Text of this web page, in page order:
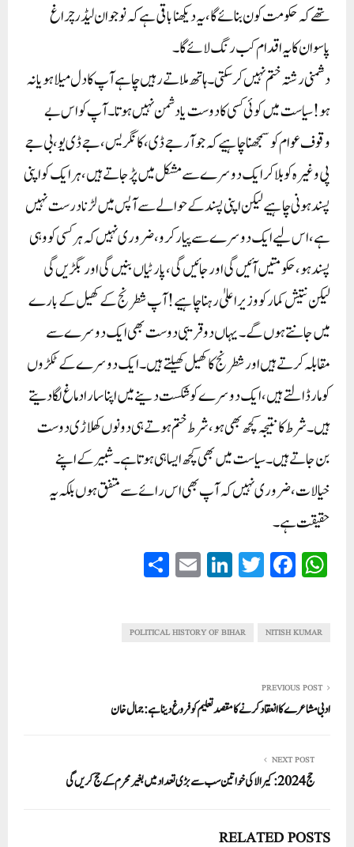
تھے کہ حکومت کون بنائے گا ، یہ دیکھنا باقی ہے کہ نوجوان لیڈر چراغ
پاسوان کا یہ اقدام کب رنگ لائے گا۔
دشمنی رشتہ ختم نہیں کر سکتی۔ہاتھ ملاتے رہیں چاہے آپ کا دل میلا ہو یا نہ
ہو! سیاست میں کوئی کسی کا دوست یا دشمن نہیں ہوتا۔آپ کو اس بے
وقوف عوام کو سمجھنا چاہیے کہ جو آر جے ڈی ، کانگریس ، جے ڈی یو ، بی جے
پی وغیرہ کو بلا کر ایک دوسرے سے مشکل میں پڑ جاتے ہیں ، ہر ایک کو اپنی
پسند ہونی چاہیے لیکن اپنی پسند کے حوالے سے آپس میں لڑنا درست نہیں
ہے ، اس لیے ایک دوسرے سے پیار کرو ، ضروری نہیں کہ ہر کسی کو وہی
پسند ہو ، حکومتیں آئیں گی اور جائیں گی ، پارٹیاں بنیں گی اور بگڑیں گی
لیکن نتیش کمار کو وزیر اعلیٰ رہنا چاہیے!آپ شطرنج کے کھیل کے بارے
میں جانتے ہوں گے ۔یہاں دو قریبی دوست بھی ایک دوسرے سے
مقابلہ کرتے ہیں اور شطرنج کا کھیل کھیلتے ہیں۔ ایک دوسرے کے ٹکڑوں
کو مار ڈالتے ہیں ، ایک دوسرے کو شکست دینے میں اپنا سارا دماغ لگا دیتے
ہیں۔ شرط کا نتیجہ کچھ بھی ہو، شرط ختم ہوتے ہی دونوں کھلاڑی دوست
بن جاتے ہیں۔سیاست میں بھی کچھ ایسا ہی ہوتا ہے۔ شبیر کے اپنے
خیالات ، ضروری نہیں کہ آپ بھی اس رائے سے متفق ہوں بلکہ یہ
حقیقت ہے ۔
W
A
Fa
ok
T
r
Li
In
E
NITISH KUMAR
POLITICAL HISTORY OF BIHAR
PREVIOUS POST
ادبی مشاعرے کا انعقاد کرنے کا مقصد تعلیم کو فروغ دینا ہے:جمال خان
NEXT POST
حج 2024: کیرالا کی خواتین سب سے بڑی تعداد میں بغیر محرم کے حج کریں گی
RELATED POSTS